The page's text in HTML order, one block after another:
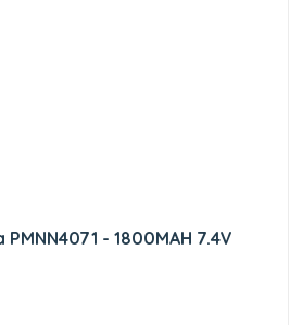
- 1800MAH 7.4V